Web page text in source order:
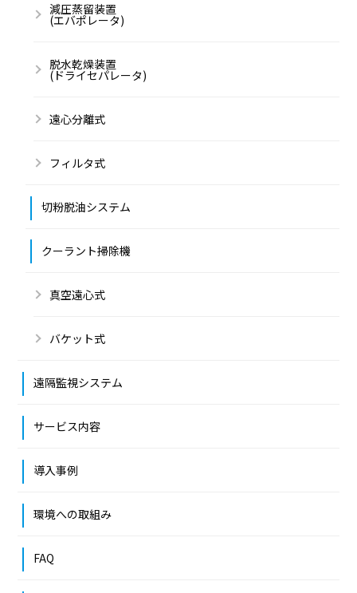
減圧蒸留装置
(エバポレータ)
脱水乾燥装置
(ドライセパレータ)
遠心分離式
フィルタ式
切粉脱油システム
クーラント掃除機
真空遠心式
バケット式
遠隔監視システム
サービス内容
導入事例
環境への取組み
FAQ